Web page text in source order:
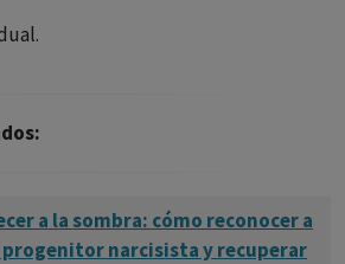
a la sombra: cómo reconocer a
progenitor narcisista y recuperar